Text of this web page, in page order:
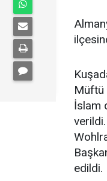
Müftü
İslam
edildi.